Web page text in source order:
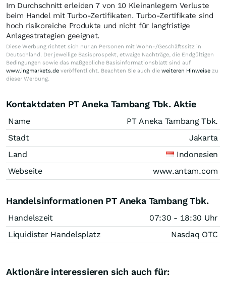
Im Durchschnitt erleiden 7 von 10 Kleinanlegern Verluste
beim Handel mit Turbo-Zertifikaten. Turbo-Zertifikate sind
hoch risikoreiche Produkte und nicht für langfristige
Anlagestrategien geeignet.
Diese Werbung richtet sich nur an Personen mit Wohn-/Geschäftssitz in
Deutschland. Der jeweilige Basisprospekt, etwaige Nachträge, die Endgültigen
Bedingungen sowie das maßgebliche Basisinformationsblatt sind auf
www.ingmarkets.de veröffentlicht. Beachten Sie auch die weiteren Hinweise zu
dieser Werbung.
Kontaktdaten PT Aneka Tambang Tbk. Aktie
Name
PT Aneka Tambang Tbk.
Stadt
Jakarta
Land
Indonesien
Webseite
www.antam.com
Handelsinformationen PT Aneka Tambang Tbk.
Handelszeit
07:30 - 18:30 Uhr
Liquidister Handelsplatz
Nasdaq OTC
Aktionäre interessieren sich auch für: